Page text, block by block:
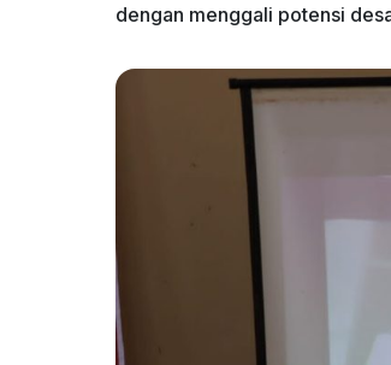
dengan menggali potensi